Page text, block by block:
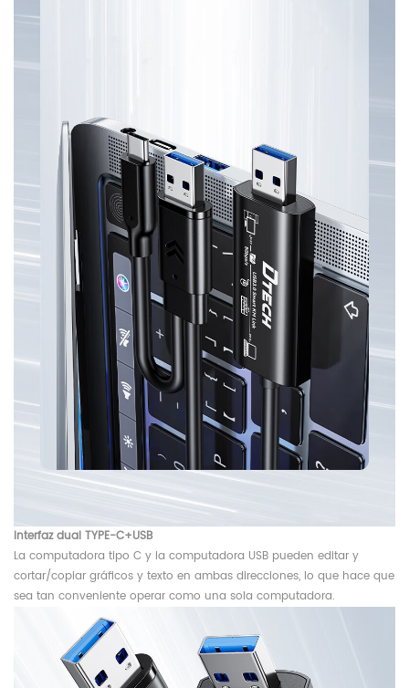
Interfaz dual TYPE-C+USB
La computadora tipo C y la computadora USB pueden editar y
cortar/copiar gráficos y texto en ambas direcciones, lo que hace que
sea tan conveniente operar como una sola computadora.